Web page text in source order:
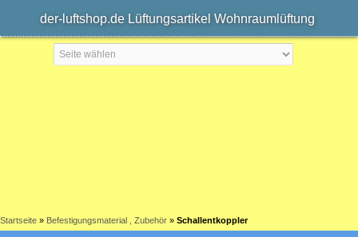
der-luftshop.de Lüftungsartikel Wohnraumlüftung
Startseite » Befestigungsmaterial , Zubehör » Schallentkoppler